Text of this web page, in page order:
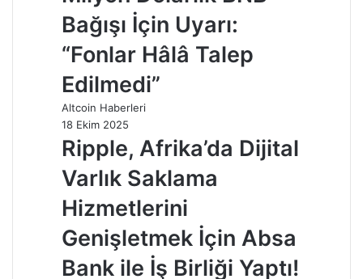
Bağışı İçin Uyarı:
“Fonlar Hâlâ Talep
Edilmedi”
Altcoin Haberleri
18 Ekim 2025
Ripple, Afrika’da Dijital
Varlık Saklama
Hizmetlerini
Genişletmek İçin Absa
Bank ile İş Birliği Yaptı!